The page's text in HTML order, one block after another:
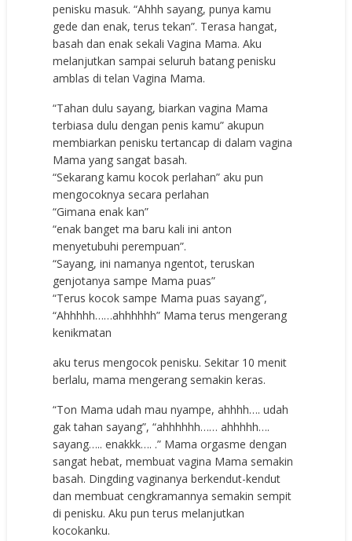
penisku masuk. “Ahhh sayang, punya kamu
gede dan enak, terus tekan”. Terasa hangat,
basah dan enak sekali Vagina Mama. Aku
melanjutkan sampai seluruh batang penisku
amblas di telan Vagina Mama.
“Tahan dulu sayang, biarkan vagina Mama
terbiasa dulu dengan penis kamu” akupun
membiarkan penisku tertancap di dalam vagina
Mama yang sangat basah.
“Sekarang kamu kocok perlahan” aku pun
mengocoknya secara perlahan
“Gimana enak kan”
“enak banget ma baru kali ini anton
menyetubuhi perempuan”.
“Sayang, ini namanya ngentot, teruskan
genjotanya sampe Mama puas”
“Terus kocok sampe Mama puas sayang”,
“Ahhhhh……ahhhhhh” Mama terus mengerang
kenikmatan
aku terus mengocok penisku. Sekitar 10 menit
berlalu, mama mengerang semakin keras.
“Ton Mama udah mau nyampe, ahhhh…. udah
gak tahan sayang”, “ahhhhhh…… ahhhhh….
sayang….. enakkk…. .” Mama orgasme dengan
sangat hebat, membuat vagina Mama semakin
basah. Dingding vaginanya berkendut-kendut
dan membuat cengkramannya semakin sempit
di penisku. Aku pun terus melanjutkan
kocokanku.